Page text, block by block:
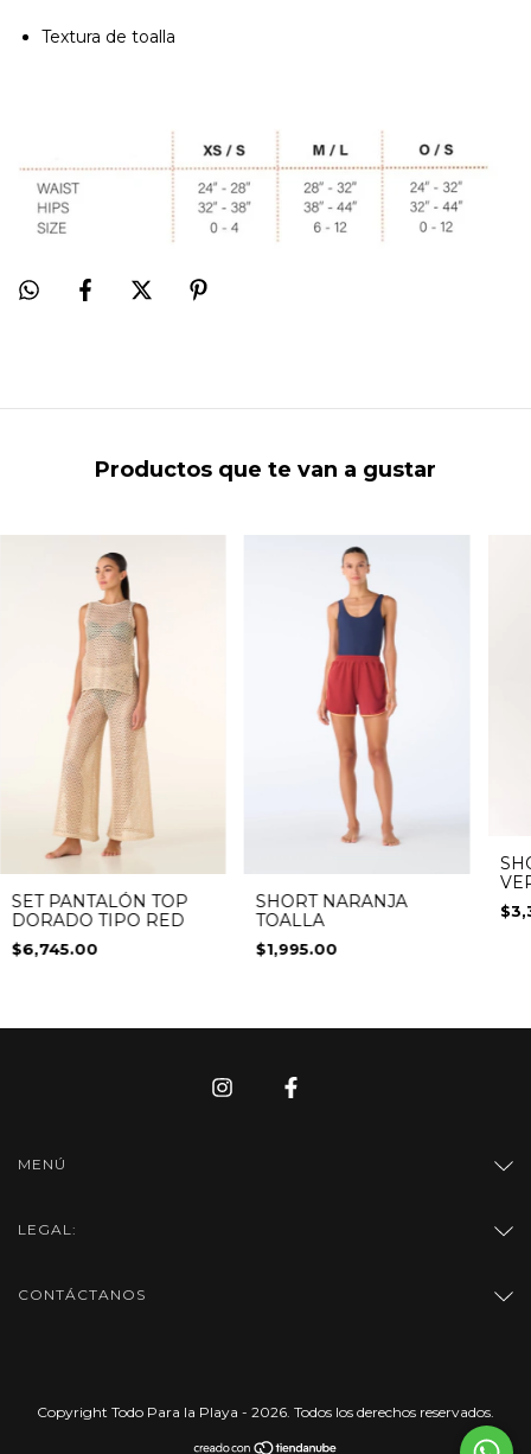
Textura de toalla
Productos que te van a gustar
SET PANTALÓN TOP
DORADO TIPO RED
$6,745.00
SHORT NARANJA
TOALLA
$1,995.00
MENÚ
LEGAL:
CONTÁCTANOS
Copyright Todo Para la Playa - 2026. Todos los derechos reservados.